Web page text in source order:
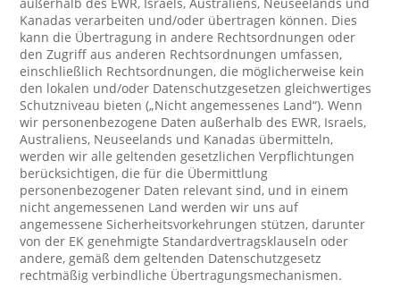
Kanadas verarbeiten und/oder übertragen können. Dies
kann die Übertragung in andere Rechtsordnungen oder
den Zugriff aus anderen Rechtsordnungen umfassen,
einschließlich Rechtsordnungen, die möglicherweise kein
den lokalen und/oder Datenschutzgesetzen gleichwertiges
Schutzniveau bieten („Nicht angemessenes Land“). Wenn
wir personenbezogene Daten außerhalb des EWR, Israels,
Australiens, Neuseelands und Kanadas übermitteln,
werden wir alle geltenden gesetzlichen Verpflichtungen
berücksichtigen, die für die Übermittlung
personenbezogener Daten relevant sind, und in einem
nicht angemessenen Land werden wir uns auf
angemessene Sicherheitsvorkehrungen stützen, darunter
von der EK genehmigte Standardvertragsklauseln oder
andere, gemäß dem geltenden Datenschutzgesetz
rechtmäßig verbindliche Übertragungsmechanismen.